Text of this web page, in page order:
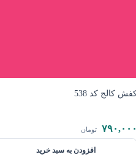
کالج کد 538
۷۹۰,۰۰۰ تومان
افزودن به سبد خرید